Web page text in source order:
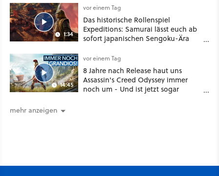
1:34
vor einem Tag
Das historische Rollenspiel
Expeditions: Samurai lässt euch ab
sofort japanischen Sengoku-Ära
oder Diplomatie
14:45
vor einem Tag
8 Jahre nach Release haut uns
Assassin's Creed Odyssey immer
noch um - Und ist jetzt sogar
mehr anzeigen